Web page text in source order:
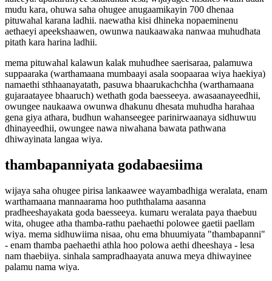
mudu kara, ohuwa saha ohugee anugaamikayin 700 dhenaa
pituwahal karana ladhii. naewatha kisi dhineka nopaeminenu
aethaeyi apeekshaawen, owunwa naukaawaka nanwaa muhudhata
pitath kara harina ladhii.
mema pituwahal kalawun kalak muhudhee saerisaraa, palamuwa
suppaaraka (warthamaana mumbaayi asala soopaaraa wiya haekiya)
namaethi sthhaanayatath, pasuwa bhaarukachchha (warthamaana
gujaraatayee bhaaruch) wethath goda baesseeya. awasaanayeedhii,
owungee naukaawa owunwa dhakunu dhesata muhudha harahaa
gena giya athara, budhun wahanseegee parinirwaanaya sidhuwuu
dhinayeedhii, owungee nawa niwahana bawata pathwana
dhiwayinata langaa wiya.
thambapanniyata godabaesiima
wijaya saha ohugee pirisa lankaawee wayambadhiga weralata, enam
warthamaana mannaarama hoo puththalama aasanna
pradheeshayakata goda baesseeya. kumaru weralata paya thaebuu
wita, ohugee atha thamba-rathu paehaethi polowee gaetii paellam
wiya. mema sidhuwiima nisaa, ohu ema bhuumiyata "thambapanni"
- enam thamba paehaethi athla hoo polowa aethi dheeshaya - lesa
nam thaebiiya. sinhala sampradhaayata anuwa meya dhiwayinee
palamu nama wiya.